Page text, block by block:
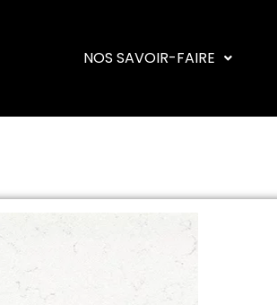
NOS SAVOIR-FAIRE